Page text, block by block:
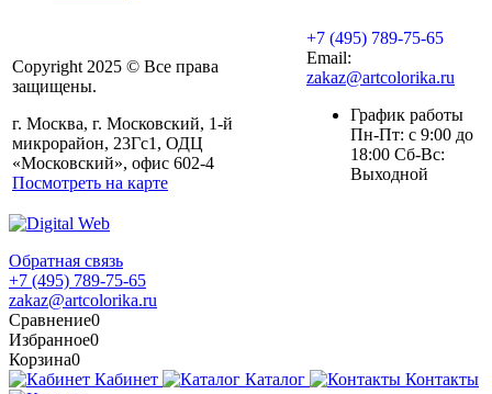
Copyright 2025 © Все права
защищены.
г. Москва, г. Московский, 1-й
микрорайон, 23Гс1, ОДЦ
«Московский», офис 602-4
Посмотреть на карте
+7 (495) 789-75-65
Email:
zakaz@artcolorika.ru
График работы
Пн-Пт: с 9:00 до
18:00 Сб-Вс:
Выходной
Обратная связь
+7 (495) 789-75-65
zakaz@artcolorika.ru
Сравнение0
Избранное0
Корзина0
Кабинет
Каталог Контакты